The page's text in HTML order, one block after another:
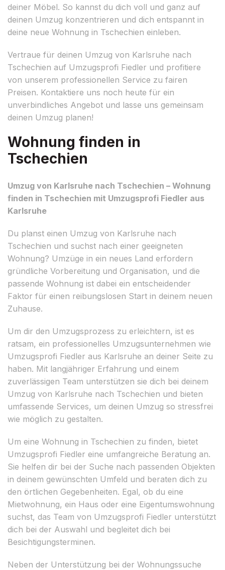
deiner Möbel. So kannst du dich voll und ganz auf
deinen Umzug konzentrieren und dich entspannt in
deine neue Wohnung in Tschechien einleben.
Vertraue für deinen Umzug von Karlsruhe nach
Tschechien auf Umzugsprofi Fiedler und profitiere
von unserem professionellen Service zu fairen
Preisen. Kontaktiere uns noch heute für ein
unverbindliches Angebot und lasse uns gemeinsam
deinen Umzug planen!
Wohnung finden in
Tschechien
Umzug von Karlsruhe nach Tschechien – Wohnung
finden in Tschechien mit Umzugsprofi Fiedler aus
Karlsruhe
Du planst einen Umzug von Karlsruhe nach
Tschechien und suchst nach einer geeigneten
Wohnung? Umzüge in ein neues Land erfordern
gründliche Vorbereitung und Organisation, und die
passende Wohnung ist dabei ein entscheidender
Faktor für einen reibungslosen Start in deinem neuen
Zuhause.
Um dir den Umzugsprozess zu erleichtern, ist es
ratsam, ein professionelles Umzugsunternehmen wie
Umzugsprofi Fiedler aus Karlsruhe an deiner Seite zu
haben. Mit langjähriger Erfahrung und einem
zuverlässigen Team unterstützen sie dich bei deinem
Umzug von Karlsruhe nach Tschechien und bieten
umfassende Services, um deinen Umzug so stressfrei
wie möglich zu gestalten.
Um eine Wohnung in Tschechien zu finden, bietet
Umzugsprofi Fiedler eine umfangreiche Beratung an.
Sie helfen dir bei der Suche nach passenden Objekten
in deinem gewünschten Umfeld und beraten dich zu
den örtlichen Gegebenheiten. Egal, ob du eine
Mietwohnung, ein Haus oder eine Eigentumswohnung
suchst, das Team von Umzugsprofi Fiedler unterstützt
dich bei der Auswahl und begleitet dich bei
Besichtigungsterminen.
Neben der Unterstützung bei der Wohnungssuche